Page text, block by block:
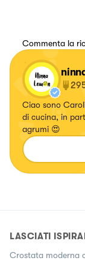
Commenta la
Ciao sono
di cucina, in
agrumi 😍
LASCIATI
Crostata moderna